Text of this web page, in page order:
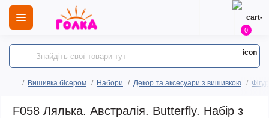
0
Вишивка бісером Набори Декор та аксесуари з вишивкою
F058 Лялька. Австралія. Butterfly. Набір з